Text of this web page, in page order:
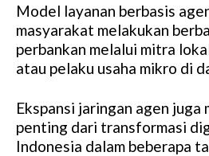
Model layanan berbasis
masyarakat melakukan
perbankan melalui mitra
atau pelaku usaha mikro di
Ekspansi jaringan agen juga
penting dari transformasi
Indonesia dalam beberapa